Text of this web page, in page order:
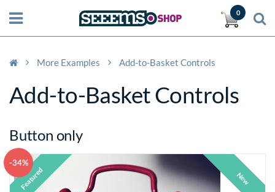
0
More Examples Add-to-Basket Controls
Add-to-Basket Controls
Button only
-34%
New
Featured